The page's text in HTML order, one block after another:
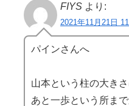
FIYS より:
2021年11月21日
パインさんへ
山本という柱の大き
あと一歩という所ま